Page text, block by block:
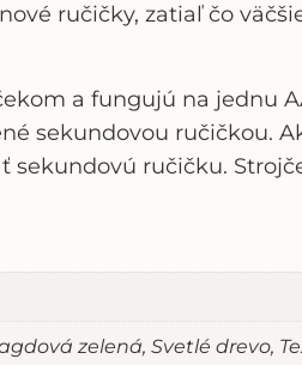
ručičky, zatiaľ čo
a fungujú na jednu
sekundovou ručičkou.
ručičku.
zelená, Svetlé drevo,